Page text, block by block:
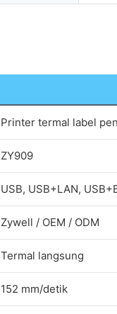
Printer termal label
ZY909
USB, USB+LAN,
Zywell / OEM / ODM
Termal langsung
152 mm/detik